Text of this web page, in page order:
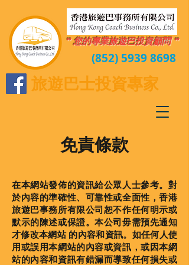
" 您的專業旅遊巴投資顧問 "
(852) 5939 8698
旅遊巴士投資專家
免責條款
在本網站發佈的資訊給公眾人士參考。對
於內容的準確性、可靠性或全面性，香港
旅遊巴事務所有限公司恕不作任何明示或
默示的陳述或保證。本公司毋需預先通知
才修改本網站 的內容和資訊。如任何人使
用或誤用本網站的內容或資訊，或因本網
站的內容和資訊有錯漏而導致任何損失或